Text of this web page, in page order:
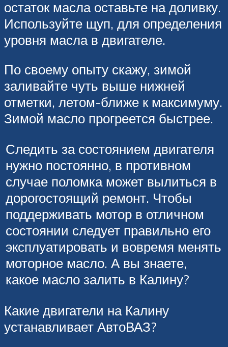
остаток масла оставьте на доливку.
Используйте щуп, для определения
уровня масла в двигателе.
По своему опыту скажу, зимой
заливайте чуть выше нижней
отметки, летом-ближе к максимуму.
Зимой масло прогреется быстрее.
Следить за состоянием двигателя
нужно постоянно, в противном
случае поломка может вылиться в
дорогостоящий ремонт. Чтобы
поддерживать мотор в отличном
состоянии следует правильно его
эксплуатировать и вовремя менять
моторное масло. А вы знаете,
какое масло залить в Калину?
Какие двигатели на Калину
устанавливает АвтоВАЗ?